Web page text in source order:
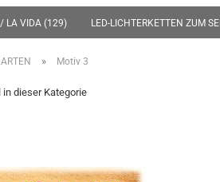
LA VIDA (129) LED-LICHTERKETTEN ZUM
» Motiv 3
in dieser Kategorie